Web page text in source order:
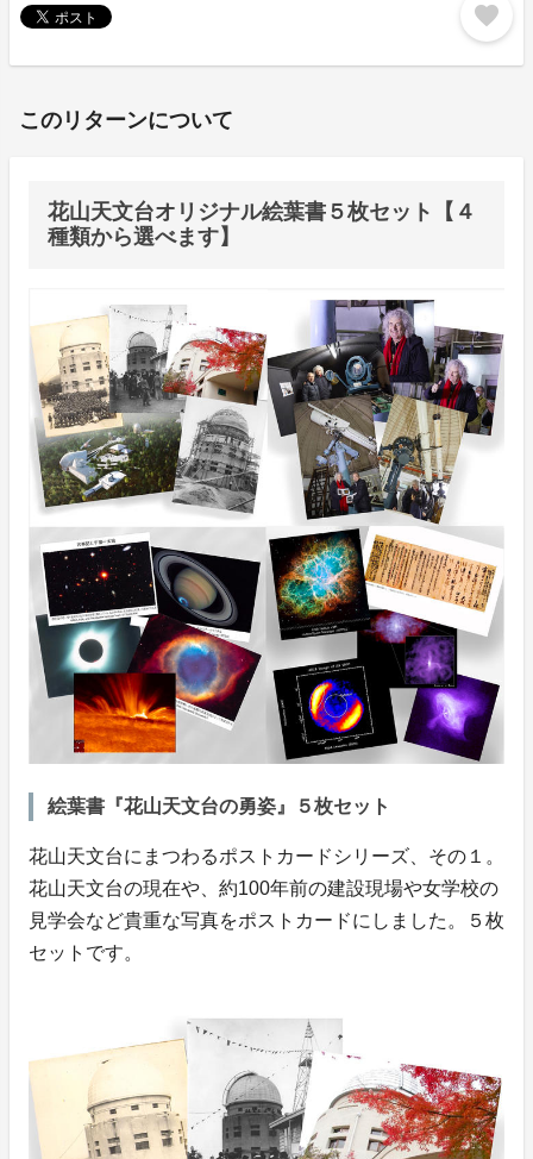
favorite
このリターンについて
花山天文台オリジナル絵葉書５枚セット【４
種類から選べます】
絵葉書『花山天文台の勇姿』５枚セット
花山天文台にまつわるポストカードシリーズ、その１。
花山天文台の現在や、約100年前の建設現場や女学校の
見学会など貴重な写真をポストカードにしました。５枚
セットです。